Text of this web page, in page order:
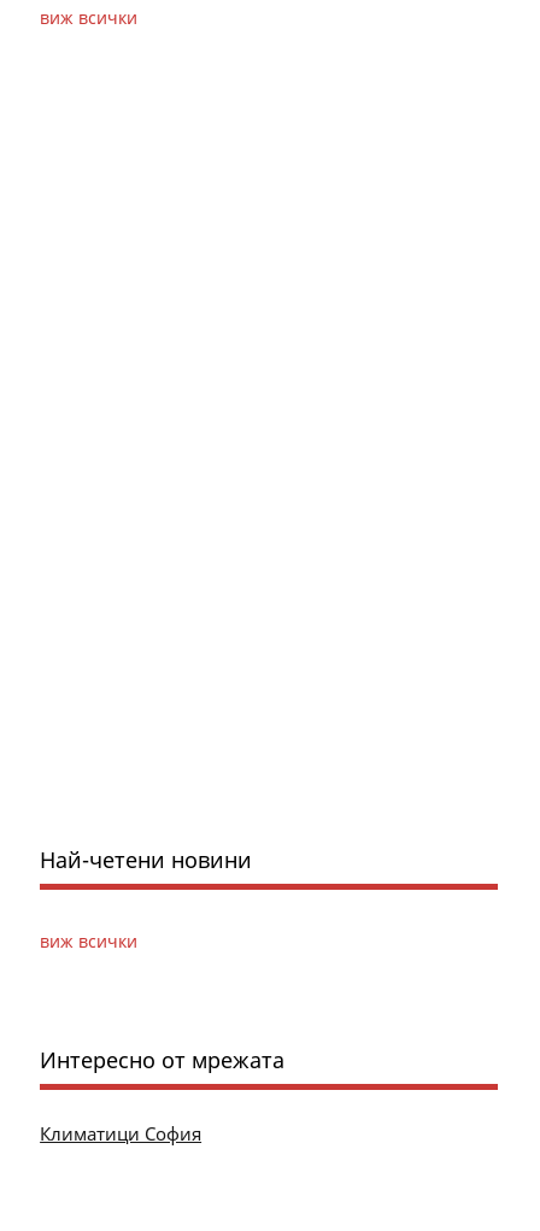
виж всички
Най-четени новини
виж всички
Интересно от мрежата
Климатици София